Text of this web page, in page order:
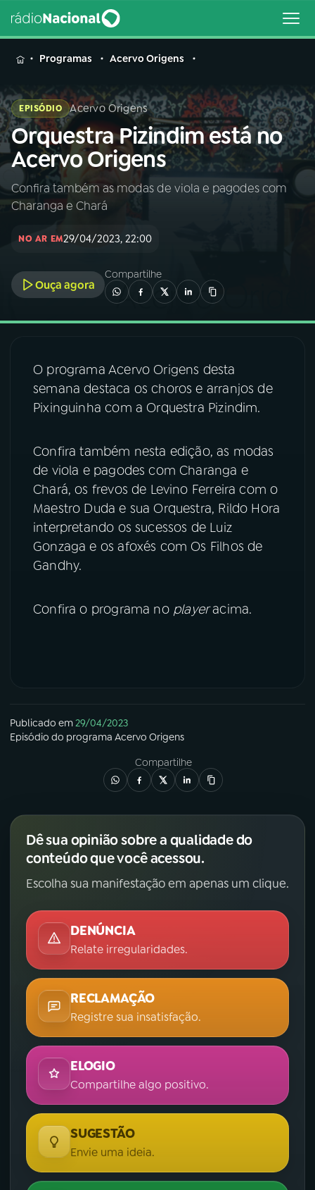
MENU
Buscar
na
Rádio
Nacional
Buscar
04 PROGRAMAS
06VIDEOCASTS
07ÚLTIMAS
TikTok
Programas Acervo Origens
EPISÓDIO Acervo Origens
Orquestra Pizindim está no
Acervo Origens
Confira também as modas de viola e pagodes com
Charanga e Chará
NO AR EM29/04/2023, 22:00
Ouça agora
Compartilhe
O programa Acervo Origens desta
semana destaca os choros e arranjos de
Pixinguinha com a Orquestra Pizindim.
Confira também nesta edição, as modas
de viola e pagodes com Charanga e
Chará, os frevos de Levino Ferreira com o
Maestro Duda e sua Orquestra, Rildo Hora
interpretando os sucessos de Luiz
Gonzaga e os afoxés com Os Filhos de
Gandhy.
Confira o programa no playeracima.
Publicado em29/04/2023
Episódio do programa Acervo Origens
Compartilhe
Dê sua opinião sobre a qualidade do
conteúdo que você acessou.
Escolha sua manifestação em apenas um clique.
DENÚNCIA
Relate irregularidades.
RECLAMAÇÃO
Registre sua insatisfação.
ELOGIO
Compartilhe algo positivo.
SUGESTÃO
Envie uma ideia.